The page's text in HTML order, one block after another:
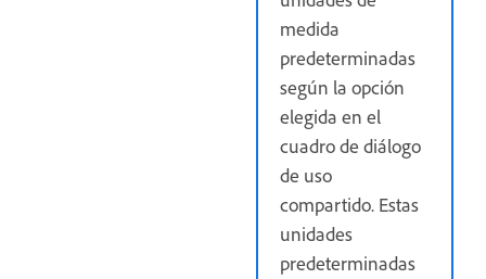
medida
predeterminadas
según la opción
elegida en el
cuadro de diálogo
de uso
compartido. Estas
unidades
predeterminadas